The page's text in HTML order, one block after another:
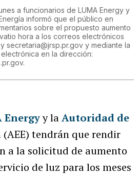
a funcionarios de LUMA Energy y
informó que el público en
sobre el propuesto aumento
hora a los correos electrónicos
secretaria@jrsp.pr.gov y mediante la
en la dirección:
Energyy laAutoridad de
(AEE) tendrán que rendir
a la solicitud de aumento
de luz para los meses